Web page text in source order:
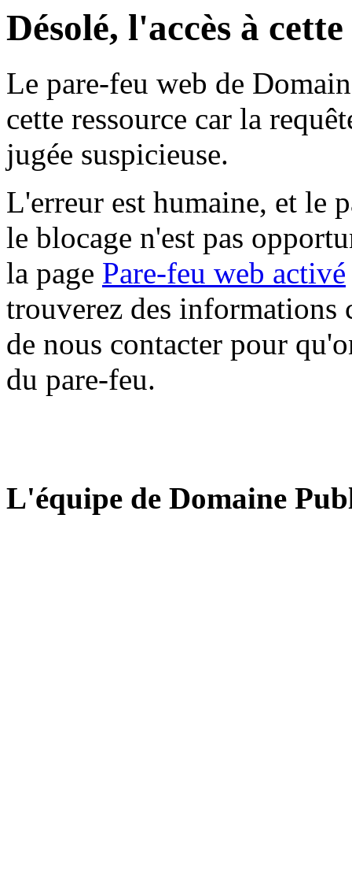
Désolé, l'accès à
Le pare-feu web de
cette ressource car la
jugée suspicieuse.
L'erreur est humaine, et le
le blocage n'est pas
la page Pare-feu web activé
trouverez des informations
de nous contacter pour
du pare-feu.
L'équipe de Domaine